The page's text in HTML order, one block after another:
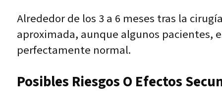
Alrededor de los 3 a 6 meses tras la
aproximada, aunque algunos pacientes,
perfectamente normal.
Posibles Riesgos O Efectos